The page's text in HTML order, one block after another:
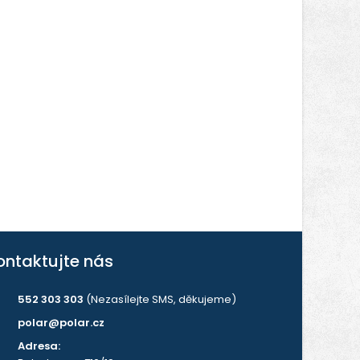
nás
552 303 303 (Nezasílejte SMS, děkujeme)
polar@polar.cz
Adresa: